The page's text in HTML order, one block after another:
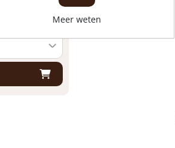
Meer weten